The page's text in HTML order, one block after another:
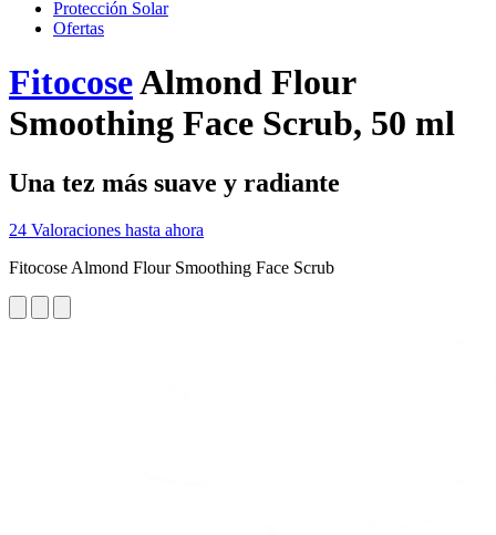
Protección Solar
Ofertas
FitocoseAlmond Flour
Smoothing Face Scrub, 50 ml
Una tez más suave y radiante
24 Valoraciones hasta ahora
Fitocose Almond Flour Smoothing Face Scrub